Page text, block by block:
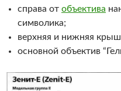
справа от объектива
символика;
верхняя и нижняя
основной объектив